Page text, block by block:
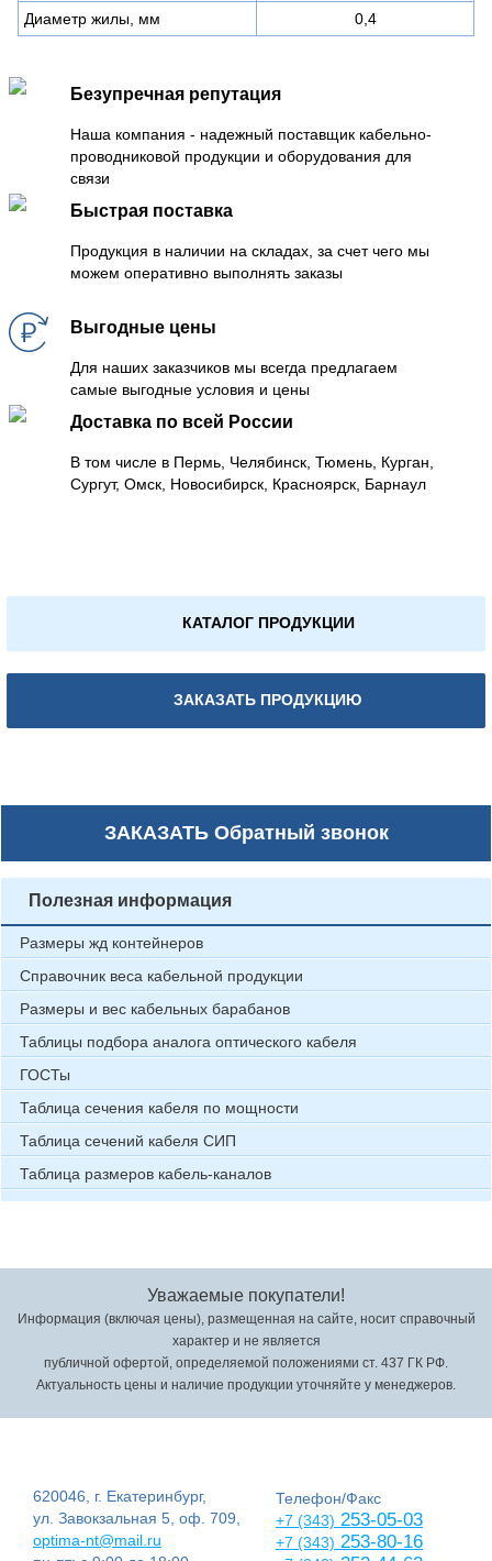
Диаметр жилы, мм
0,4
Безупречная репутация
Наша компания - надежный поставщик кабельно-
проводниковой продукции и оборудования для
связи
Быстрая поставка
Продукция в наличии на складах, за счет чего мы
можем оперативно выполнять заказы
Выгодные цены
Для наших заказчиков мы всегда предлагаем
самые выгодные условия и цены
Доставка по всей России
В том числе в Пермь, Челябинск, Тюмень, Курган,
Сургут, Омск, Новосибирск, Красноярск, Барнаул
КАТАЛОГ ПРОДУКЦИИ
ЗАКАЗАТЬ ПРОДУКЦИЮ
ЗАКАЗАТЬОбратный звонок
Полезная информация
Размеры жд контейнеров
Справочник веса кабельной продукции
Размеры и вес кабельных барабанов
Таблицы подбора аналога оптического кабеля
ГОСТы
Таблица сечения кабеля по мощности
Таблица сечений кабеля СИП
Таблица размеров кабель-каналов
Уважаемые покупатели!
Информация (включая цены), размещенная на сайте, носит справочный
характер и не является
публичной офертой, определяемой положениями ст. 437 ГК РФ.
Актуальность цены и наличие продукции уточняйте у менеджеров.
620046, г. Екатеринбург,
ул. Завокзальная 5, оф. 709,
optima-nt@mail.ru
Телефон/Факс
+7 (343) 253-05-03
+7 (343) 253-80-16